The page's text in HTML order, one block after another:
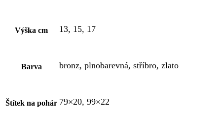
Výška cm 13, 15, 17
Barva bronz, plnobarevná, stříbro, zlato
Štítek na pohár 79×20, 99×22